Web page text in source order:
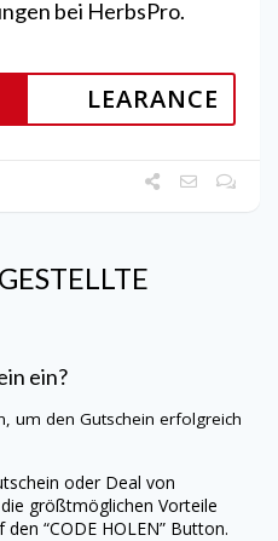
bei HerbsPro.
LEARANCE
ein?
um den Gutschein erfolgreich
oder Deal von
größtmöglichen Vorteile
“CODE HOLEN” Button.